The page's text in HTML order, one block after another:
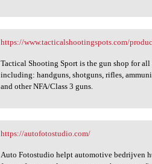
https://www
https://www.tacticalshootingspots.com/
Tactical Shooting Sport is the gun shop for
including: handguns, shotguns, rifles,
and other NFA/Class 3 guns.
https://autofotostudio.com/
https://autofotostudio.com/
Auto Fotostudio helpt automotive bedrijven